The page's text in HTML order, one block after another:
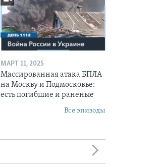
МАРТ 11, 2025
Массированная атака БПЛА
на Москву и Подмосковье:
есть погибшие и раненые
Все эпизоды